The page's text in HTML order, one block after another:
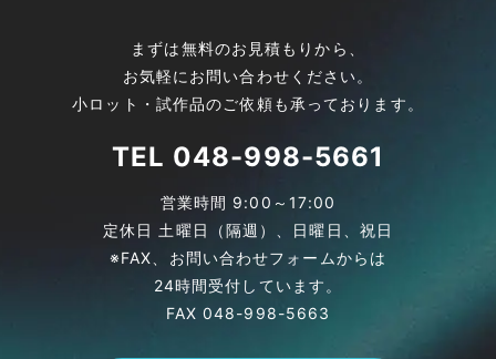
まずは無料のお見積もりから、
お気軽にお問い合わせください。
小ロット・試作品のご依頼も承っております。
TEL 048-998-5661
営業時間 9:00～17:00
定休日 土曜日（隔週）、日曜日、祝日
※FAX、お問い合わせフォームからは
24時間受付しています。
FAX048-998-5663